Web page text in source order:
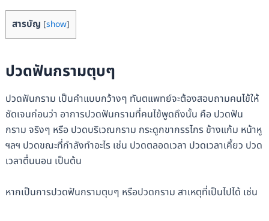
สารบัญ [show]
ปวดฟันกรามตุบๆ
ปวดฟันกราม เป็นคำแบบกว้างๆ ทันตแพทย์จะต้องสอบถามคนไข้ให้
ชัดเจนก่อนว่า อาการปวดฟันกรามที่คนไข้พูดถึงนั้น คือ ปวดฟัน
กราม จริงๆ หรือ ปวดบริเวณกราม กระดูกขากรรไกร ข้างแก้ม หน้าหู
ฯลฯ ปวดขณะที่กำลังทำอะไร เช่น ปวดตลอดเวลา ปวดเวลาเคี้ยว ปวด
เวลาตื่นนอน เป็นต้น
หากเป็นการปวดฟันกรามตุบๆ หรือปวดกราม สาเหตุที่เป็นไปได้ เช่น